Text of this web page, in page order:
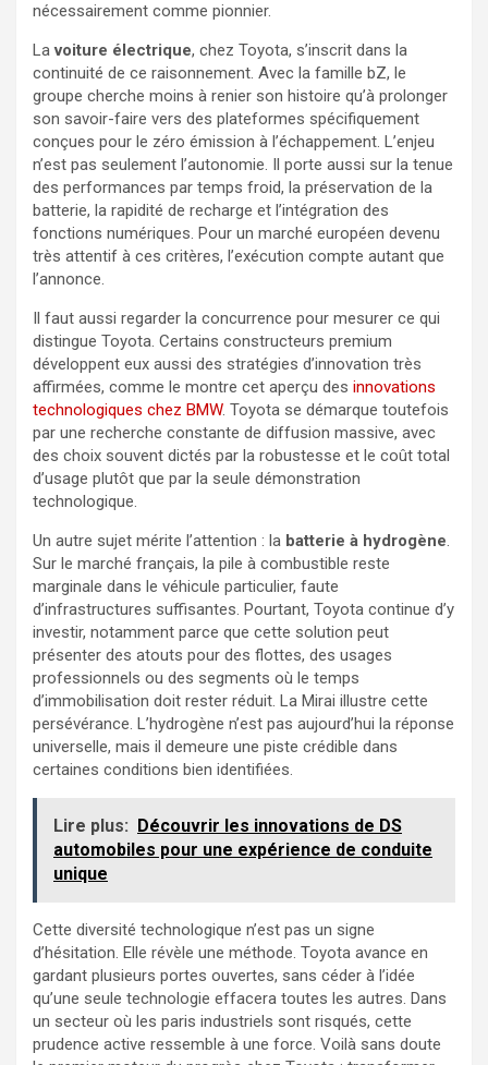
nécessairement comme pionnier.
Lavoiture électrique, chez Toyota, s’inscrit dans la
continuité de ce raisonnement. Avec la famille bZ, le
groupe cherche moins à renier son histoire qu’à prolonger
son savoir-faire vers des plateformes spécifiquement
conçues pour le zéro émission à l’échappement. L’enjeu
n’est pas seulement l’autonomie. Il porte aussi sur la tenue
des performances par temps froid, la préservation de la
batterie, la rapidité de recharge et l’intégration des
fonctions numériques. Pour un marché européen devenu
très attentif à ces critères, l’exécution compte autant que
l’annonce.
Il faut aussi regarder la concurrence pour mesurer ce qui
distingue Toyota. Certains constructeurs premium
développent eux aussi des stratégies d’innovation très
affirmées, comme le montre cet aperçu des innovations
technologiques chez BMW. Toyota se démarque toutefois
par une recherche constante de diffusion massive, avec
des choix souvent dictés par la robustesse et le coût total
d’usage plutôt que par la seule démonstration
technologique.
Un autre sujet mérite l’attention : la batterie à hydrogène.
Sur le marché français, la pile à combustible reste
marginale dans le véhicule particulier, faute
d’infrastructures suffisantes. Pourtant, Toyota continue d’y
investir, notamment parce que cette solution peut
présenter des atouts pour des flottes, des usages
professionnels ou des segments où le temps
d’immobilisation doit rester réduit. La Mirai illustre cette
persévérance. L’hydrogène n’est pas aujourd’hui la réponse
universelle, mais il demeure une piste crédible dans
certaines conditions bien identifiées.
Lire plus: Découvrir les innovations de DS
automobiles pour une expérience de conduite
unique
Cette diversité technologique n’est pas un signe
d’hésitation. Elle révèle une méthode. Toyota avance en
gardant plusieurs portes ouvertes, sans céder à l’idée
qu’une seule technologie effacera toutes les autres. Dans
un secteur où les paris industriels sont risqués, cette
prudence active ressemble à une force. Voilà sans doute